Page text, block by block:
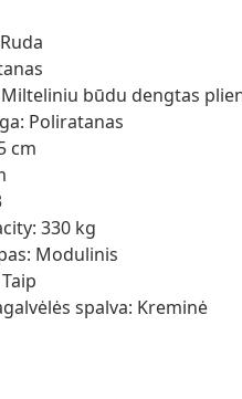
būdu dengtas
Poliratanas
cm
330 kg
Modulinis
spalva: Kreminė